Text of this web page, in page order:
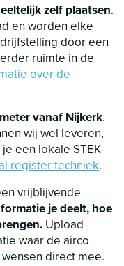
zelf plaatsen.
en worden elke
door een
ruimte in de
over de
vanaf Nijkerk.
wij wel leveren,
een lokale STEK-
register techniek.
vrijblijvende
je deelt, hoe
Upload
waar de airco
direct mee.